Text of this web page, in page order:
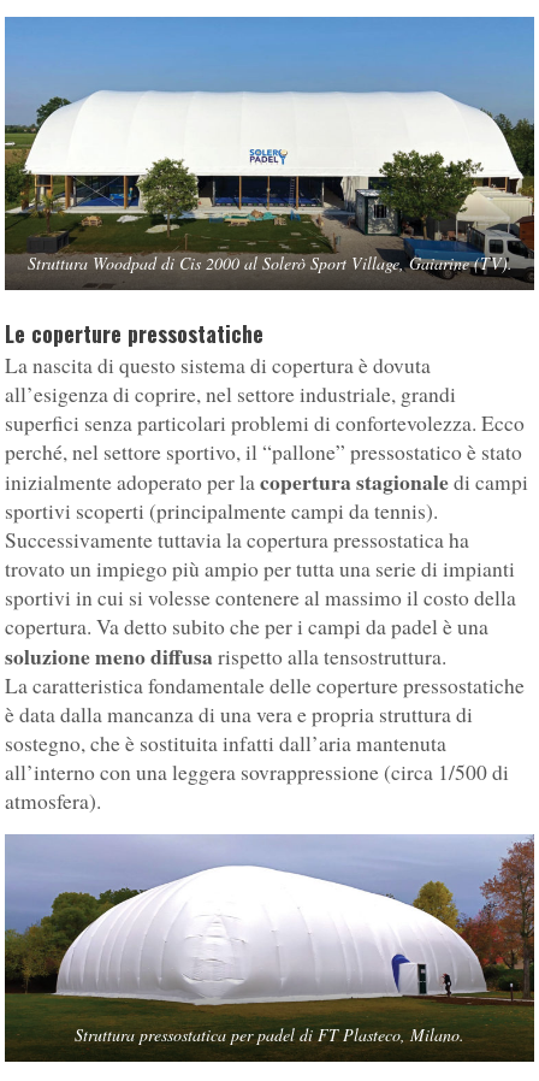
Struttura Woodpad di Cis 2000 al Solerò Sport Village, Gaiarine (TV).
Le coperture pressostatiche
La nascita di questo sistema di copertura è dovuta
all’esigenza di coprire, nel settore industriale, grandi
superfici senza particolari problemi di confortevolezza. Ecco
perché, nel settore sportivo, il “pallone” pressostatico è stato
inizialmente adoperato per lacopertura stagionaledi campi
sportivi scoperti (principalmente campi da tennis).
Successivamente tuttavia la copertura pressostatica ha
trovato un impiego più ampio per tutta una serie di impianti
sportivi in cui si volesse contenere al massimo il costo della
copertura. Va detto subito che per i campi da padel è una
soluzione meno diffusa rispetto alla tensostruttura.
La caratteristica fondamentale delle coperture pressostatiche
è data dalla mancanza di una vera e propria struttura di
sostegno, che è sostituita infatti dall’aria mantenuta
all’interno con una leggera sovrappressione (circa 1/500 di
atmosfera).
Struttura pressostatica per padel di FT Plasteco, Milano.